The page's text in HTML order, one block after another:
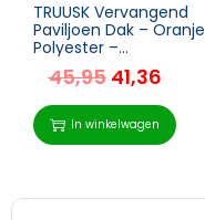
TRUUSK Vervangend
Paviljoen Dak – Oranje
Polyester –
Zonnescherm – 2,98 x
2,95 M
45,95 41,36
In winkelwagen